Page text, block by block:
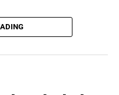
a que el hombre
y del Servicio Médico
cuerpo e inició la
para esclarecer